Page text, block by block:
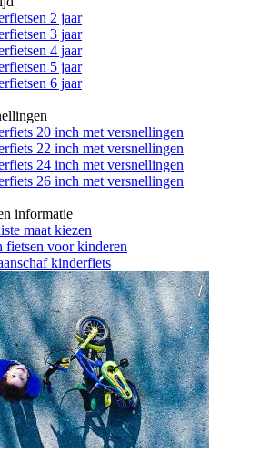
2 jaar
3 jaar
4 jaar
5 jaar
6 jaar
20 inch met versnellingen
22 inch met versnellingen
24 inch met versnellingen
26 inch met versnellingen
informatie
maat kiezen
fietsen voor kinderen
kinderfiets